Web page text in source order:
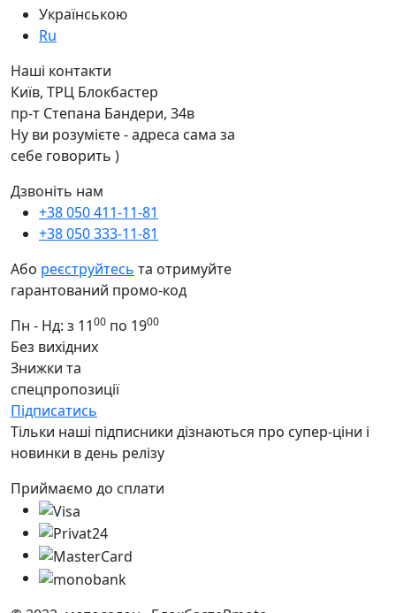
Українською
Ru
Наші контакти
Київ, ТРЦ Блокбастер
пр-т Степана Бандери, 34в
Ну ви розумієте - адреса сама за
себе говорить )
Дзвоніть нам
+38 050 411-11-81
+38 050 333-11-81
Або реєструйтесь та отримуйте
гарантований промо-код
Пн - Нд: з 1100 по 1900
Без вихідних
Знижки та
спецпропозиції
Підписатись
Тільки наші підписники дізнаються про супер-ціни і
новинки в день релізу
Приймаємо до сплати